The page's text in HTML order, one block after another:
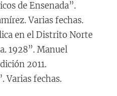
de Ensenada”.
Varias fechas.
en el Distrito Norte
1928”. Manuel
2011.
Varias fechas.